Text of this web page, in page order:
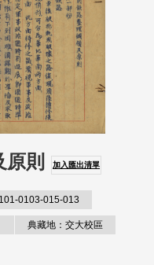
原則 加入匯出清單
0103-015-013
典藏地：交大校區